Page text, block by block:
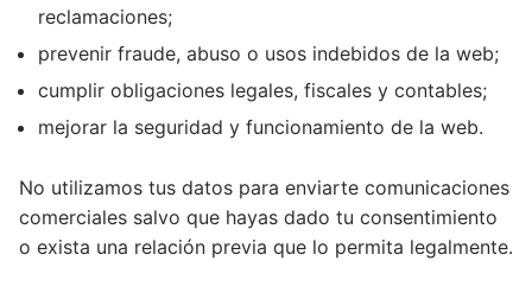
reclamaciones;
prevenir fraude, abuso o usos indebidos de la web;
cumplir obligaciones legales, fiscales y contables;
mejorar la seguridad y funcionamiento de la web.
No utilizamos tus datos para enviarte comunicaciones
comerciales salvo que hayas dado tu consentimiento
o exista una relación previa que lo permita legalmente.